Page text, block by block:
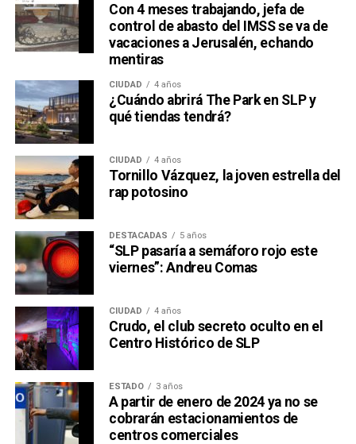
Con 4 meses trabajando, jefa de
control de abasto del IMSS se va de
vacaciones a Jerusalén, echando
mentiras
CIUDAD 4 años
¿Cuándo abrirá The Park en SLP y
qué tiendas tendrá?
CIUDAD 4 años
Tornillo Vázquez, la joven estrella del
rap potosino
DESTACADAS 5 años
“SLP pasaría a semáforo rojo este
viernes”: Andreu Comas
CIUDAD 4 años
Crudo, el club secreto oculto en el
Centro Histórico de SLP
ESTADO 3 años
A partir de enero de 2024 ya no se
cobrarán estacionamientos de
centros comerciales